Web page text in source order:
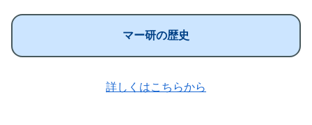
マー研の歴史
詳しくはこちらから